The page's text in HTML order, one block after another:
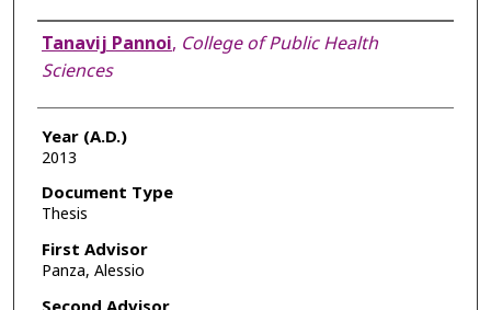
Author
Tanavij Pannoi, College of Public Health
Sciences
Year (A.D.)
2013
Document Type
Thesis
First Advisor
Panza, Alessio